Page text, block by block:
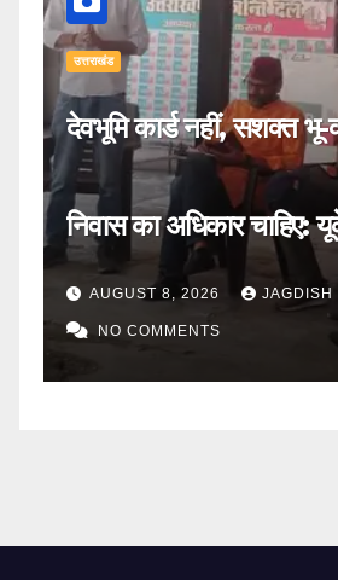
उत्तराखंड
देवभूमि कार्ड नहीं, सशक्त
निवास का अधिकार चाहिए:
AUGUST 8, 2026 JAGDISH
NO COMMENTS